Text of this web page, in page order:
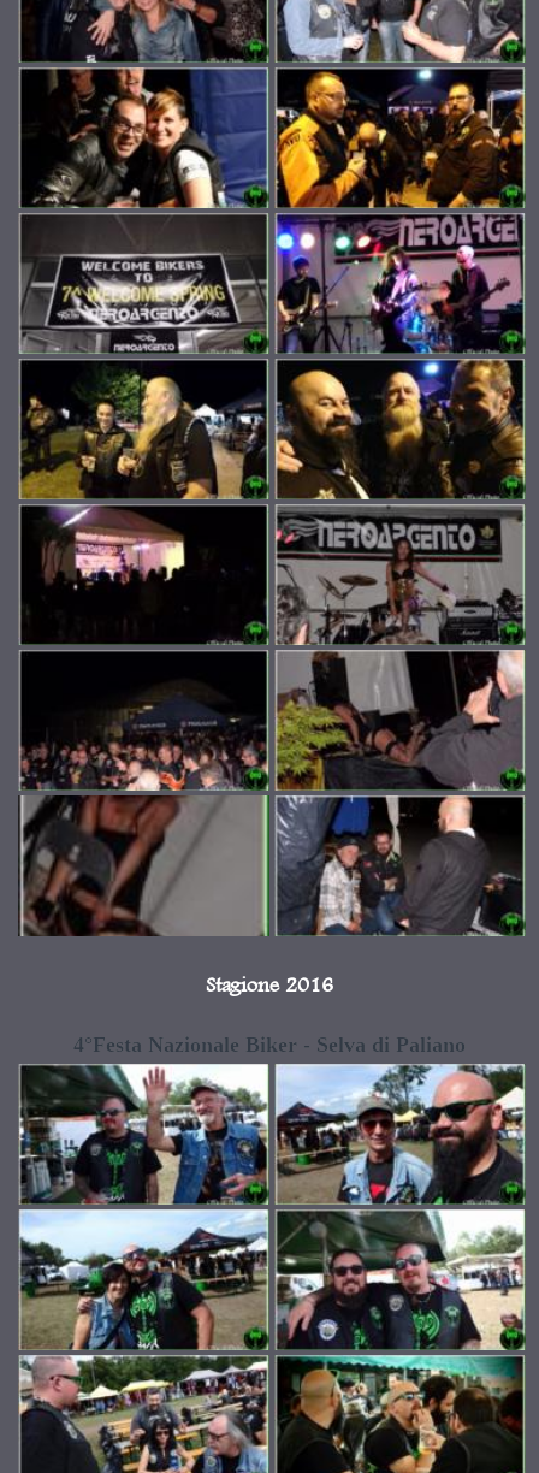
Stagione 2016
4°Festa Nazionale Biker - Selva di Paliano